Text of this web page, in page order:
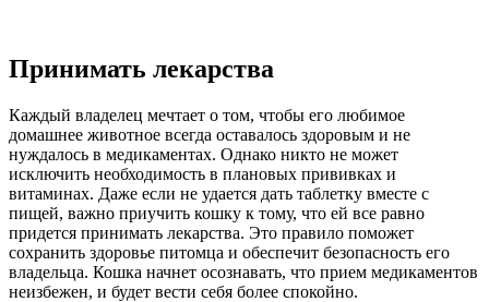
Принимать лекарства
Каждый владелец мечтает о том, чтобы его любимое
домашнее животное всегда оставалось здоровым и не
нуждалось в медикаментах. Однако никто не может
исключить необходимость в плановых прививках и
витаминах. Даже если не удается дать таблетку вместе с
пищей, важно приучить кошку к тому, что ей все равно
придется принимать лекарства. Это правило поможет
сохранить здоровье питомца и обеспечит безопасность его
владельца. Кошка начнет осознавать, что прием медикаментов
неизбежен, и будет вести себя более спокойно.